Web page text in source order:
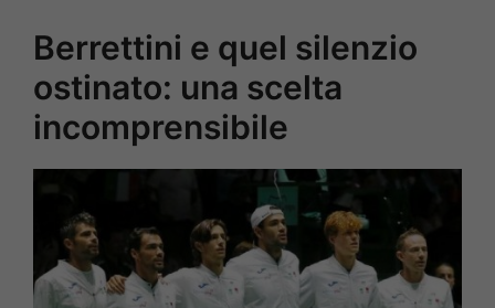
Berrettini e quel silenzio
ostinato: una scelta
incomprensibile